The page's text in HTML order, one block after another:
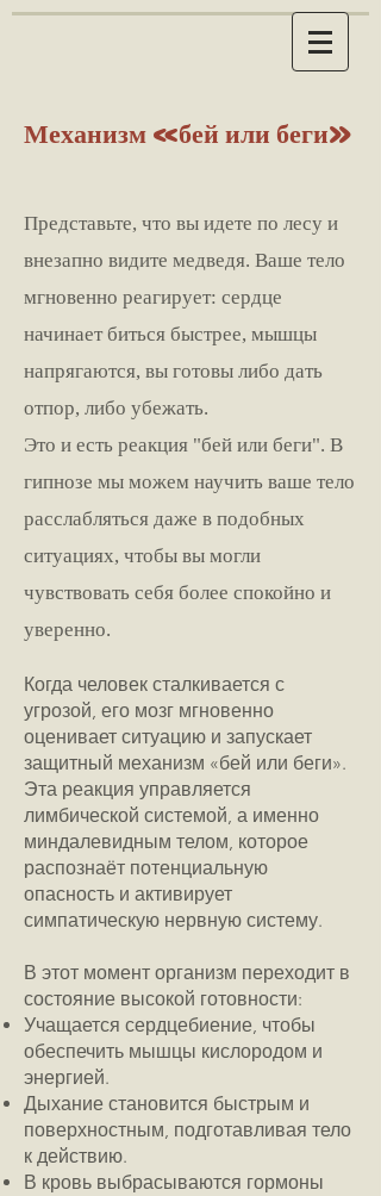
Механизм «бей или беги»
Представьте, что вы идете по лесу и
внезапно видите медведя. Ваше тело
мгновенно реагирует: сердце
начинает биться быстрее, мышцы
напрягаются, вы готовы либо дать
отпор, либо убежать.
Это и есть реакция "бей или беги". В
гипнозе мы можем научить ваше тело
расслабляться даже в подобных
ситуациях, чтобы вы могли
чувствовать себя более спокойно и
уверенно.
Когда человек сталкивается с
угрозой, его мозг мгновенно
оценивает ситуацию и запускает
защитный механизм «бей или беги».
Эта реакция управляется
лимбической системой, а именно
миндалевидным телом, которое
распознаёт потенциальную
опасность и активирует
симпатическую нервную систему.
В этот момент организм переходит в
состояние высокой готовности:
Учащается сердцебиение, чтобы
обеспечить мышцы кислородом и
энергией.
Дыхание становится быстрым и
поверхностным, подготавливая тело
к действию.
В кровь выбрасываются гормоны